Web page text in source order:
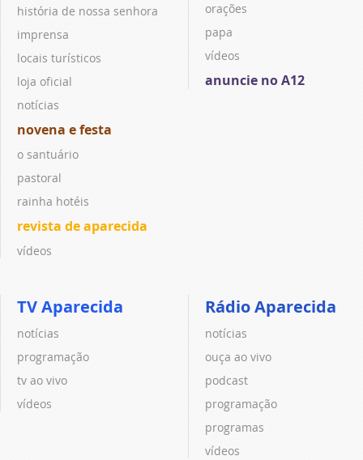
história de nossa senhora
imprensa
locais turísticos
loja oficial
notícias
novena e festa
o santuário
pastoral
rainha hotéis
revista de aparecida
vídeos
orações
papa
vídeos
anuncie no A12
TV Aparecida
notícias
programação
tv ao vivo
vídeos
Rádio Aparecida
notícias
ouça ao vivo
podcast
programação
programas
vídeos